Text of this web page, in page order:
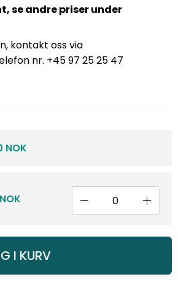
se andre priser under
kontakt oss via
nr. +45 97 25 25 47
NOK
I KURV